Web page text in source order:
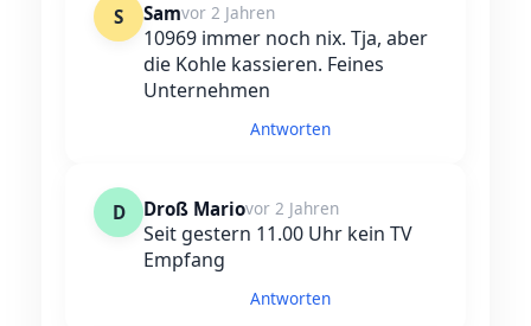
S Samvor 2 Jahren
10969 immer noch nix. Tja, aber
die Kohle kassieren. Feines
Unternehmen
Antworten
D Droß Mariovor 2 Jahren
Seit gestern 11.00 Uhr kein TV
Empfang
Antworten